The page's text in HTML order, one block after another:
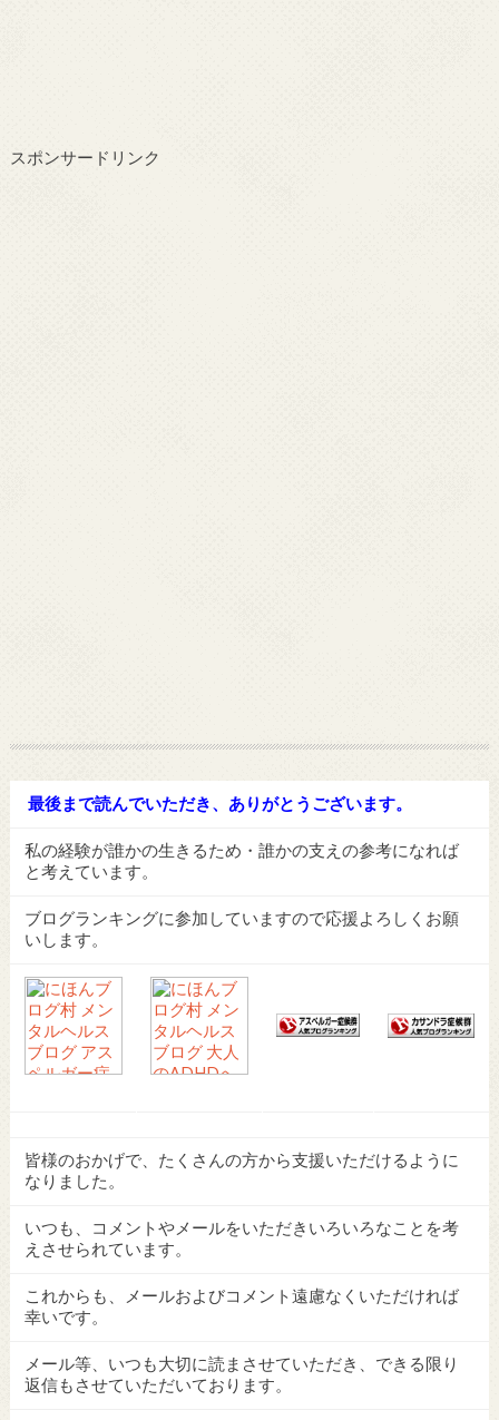
スポンサードリンク
最後まで読んでいただき、ありがとうございます。
私の経験が誰かの生きるため・誰かの支えの参考になれば
と考えています。
ブログランキングに参加していますので応援よろしくお願
いします。
皆様のおかげで、たくさんの方から支援いただけるように
なりました。
いつも、コメントやメールをいただきいろいろなことを考
えさせられています。
これからも、メールおよびコメント遠慮なくいただければ
幸いです。
メール等、いつも大切に読まさせていただき、できる限り
返信もさせていただいております。